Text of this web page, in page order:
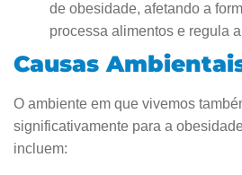
de obesidade, afetando a
processa alimentos e regula
Causas
O ambiente em que vivemos
significativamente para a
incluem: